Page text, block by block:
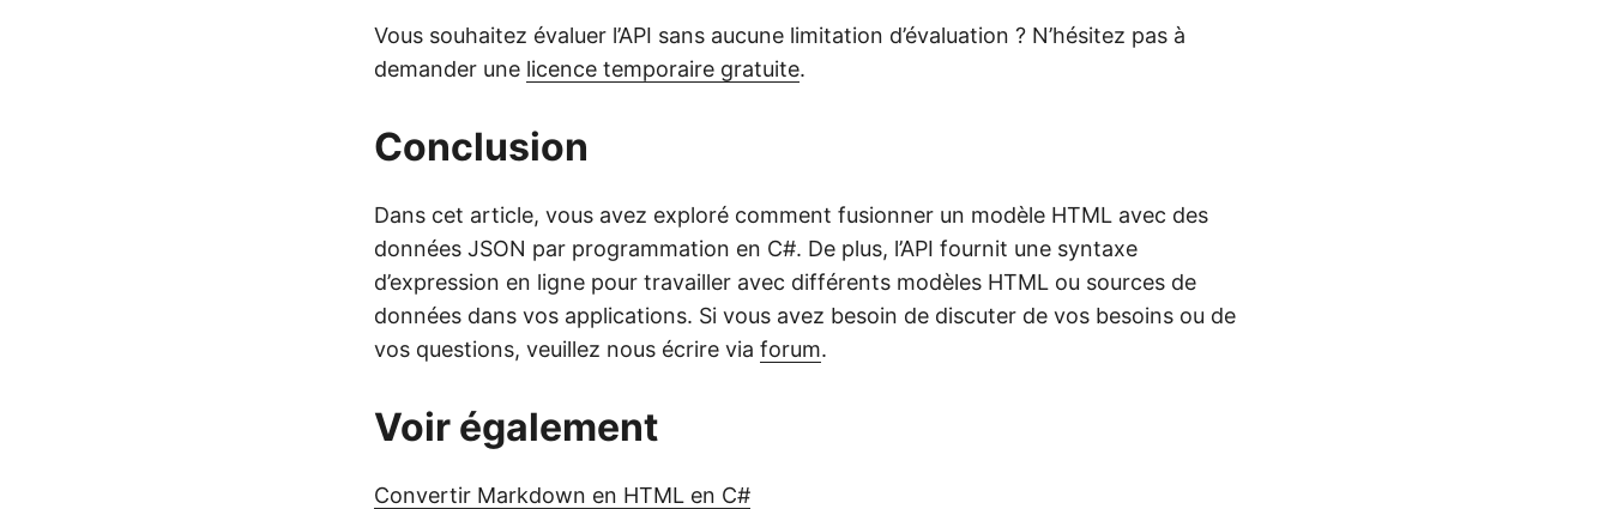
Vous souhaitez évaluer l’API sans aucune limitation d’évaluation ? N’hésitez pas à
demander une licence temporaire gratuite.
Conclusion
Dans cet article, vous avez exploré comment fusionner un modèle HTML avec des
données JSON par programmation en C#. De plus, l’API fournit une syntaxe
d’expression en ligne pour travailler avec différents modèles HTML ou sources de
données dans vos applications. Si vous avez besoin de discuter de vos besoins ou de
vos questions, veuillez nous écrire via forum.
Voir également
Convertir Markdown en HTML en C#